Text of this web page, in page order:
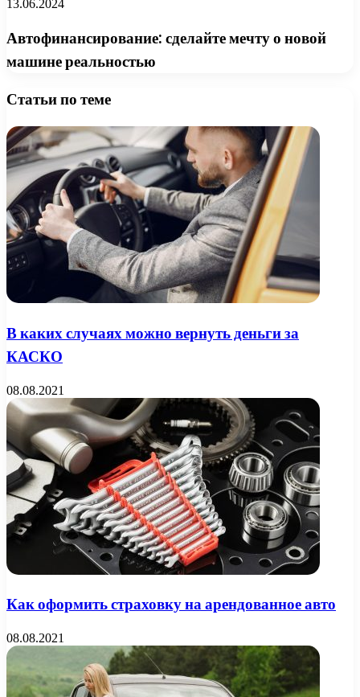
13.06.2024
Автофинансирование: сделайте мечту о новой
машине реальностью
Статьи по теме
В каких случаях можно вернуть деньги за
КАСКО
08.08.2021
Как оформить страховку на арендованное авто
08.08.2021